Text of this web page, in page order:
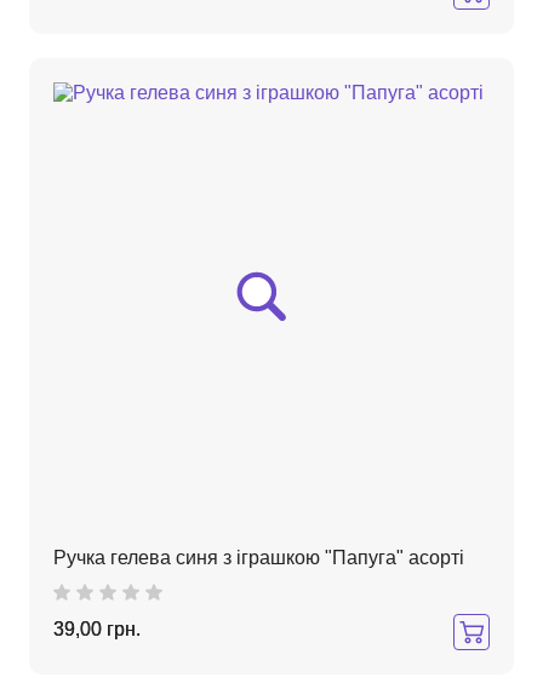
Ручка гелева синя з іграшкою "Папуга" асорті
39,00 грн.